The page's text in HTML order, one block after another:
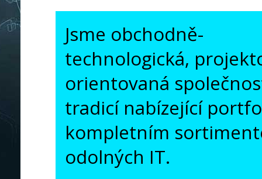
Jsme obchodně-
technologická,
orientovaná
tradicí nabízející
kompletním
odolných IT.